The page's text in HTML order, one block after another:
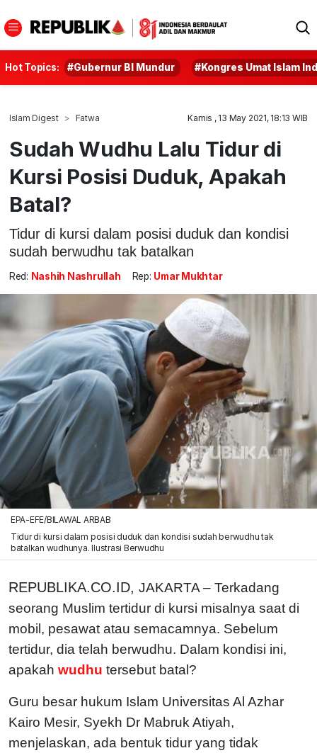
Hot Topics: #Gubernur BI Mundur #Kongres Umat Islam
Islam Digest Fatwa Kamis , 13 May 2021, 18:13 WIB
Sudah Wudhu Lalu Tidur di
Kursi Posisi Duduk, Apakah
Batal?
Tidur di kursi dalam posisi duduk dan kondisi
sudah berwudhu tak batalkan
Red: Nashih Nashrullah Rep: Umar Mukhtar
EPA-EFE/BILAWAL ARBAB
Tidur di kursi dalam posisi duduk dan kondisi sudah berwudhu tak
batalkan wudhunya. Ilustrasi Berwudhu
REPUBLIKA.CO.ID, JAKARTA – Terkadang
seorang Muslim tertidur di kursi misalnya saat di
mobil, pesawat atau semacamnya. Sebelum
tertidur, dia telah berwudhu. Dalam kondisi ini,
apakah wudhu tersebut batal?
Guru besar hukum Islam Universitas Al Azhar
Kairo Mesir, Syekh Dr Mabruk Atiyah,
menjelaskan, ada bentuk tidur yang tidak